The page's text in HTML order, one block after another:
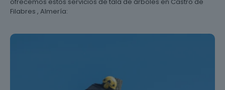
Filabres , Almería: